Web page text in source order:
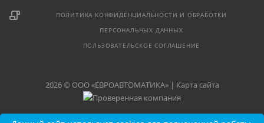
ПОЛИТИКА КОНФИДЕНЦИАЛЬНОСТИ И ОБРАБОТКИ
ПЕРСОНАЛЬНЫХ ДАННЫХ
ПОЛЬЗОВАТЕЛЬСКОЕ СОГЛАШЕНИЕ
2026 © ООО «ЕВРОАВТОМАТИКА» | Карта сайта